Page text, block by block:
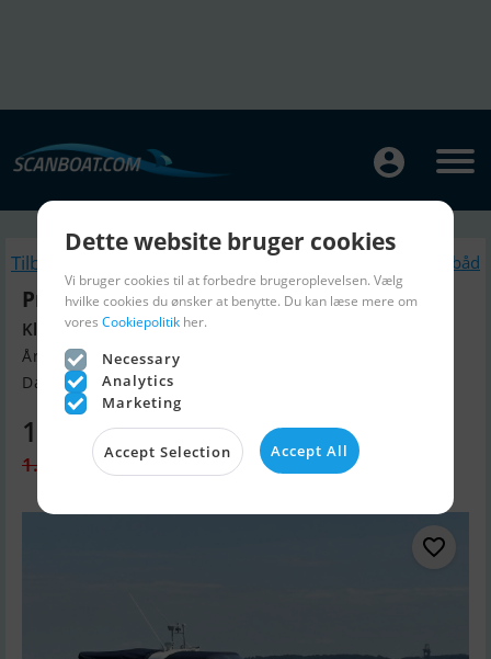
Tilbage Lignende Motorbåd
Princess V42
Klargjort med mange opgraderinger
Årgang 2004, Motorbåd til salg
Danmark
1.050.000 DKK
1.100.000 DKK
Dette website bruger cookies
Vi bruger cookies til at forbedre brugeroplevelsen. Vælg
hvilke cookies du ønsker at benytte. Du kan læse mere om
vores Cookiepolitik her.
Necessary
Analytics
Marketing
Accept Selection Accept All